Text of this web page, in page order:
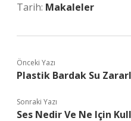
Tarih: Makaleler
Önceki Yazı
Plastik Bardak Su
Sonraki Yazı
Ses Nedir Ve Ne Için